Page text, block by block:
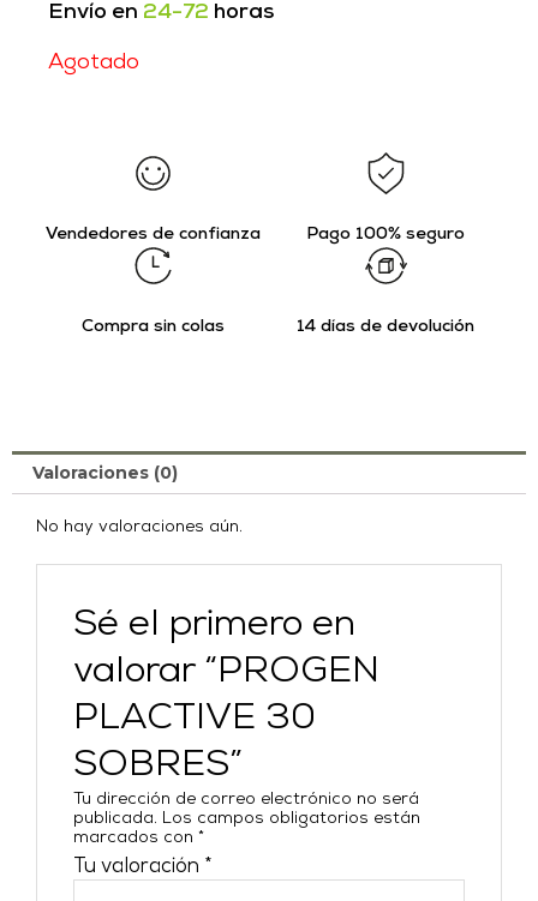
Envío en 24-72 horas
Agotado
Vendedores de confianza Pago 100% seguro
Compra sin colas 14 días de devolución
Valoraciones (0)
No hay valoraciones aún.
Sé el primero en
valorar “PROGEN
PLACTIVE 30
SOBRES”
Tu dirección de correo electrónico no será
publicada. Los campos obligatorios están
marcados con*
Tu valoración *